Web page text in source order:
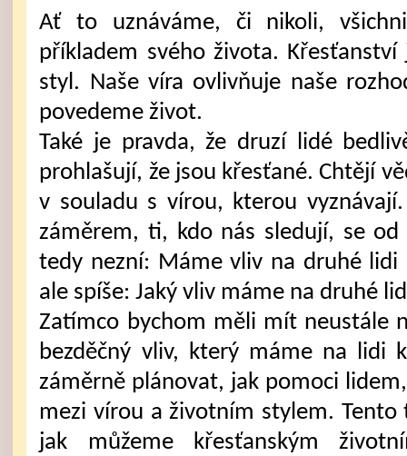
Ať to uznáváme, či nikoli,
příkladem svého života.
styl. Naše víra ovlivňuje naše
povedeme život.
Také je pravda, že druzí lidé
prohlašují, že jsou křesťané. Chtějí
v souladu s vírou, kterou
záměrem, ti, kdo nás sledují, se
tedy nezní: Máme vliv na druhé lidi
ale spíše: Jaký vliv máme na druhé
Zatímco bychom měli mít neustále
bezděčný vliv, který máme na lidi
záměrně plánovat, jak pomoci
mezi vírou a životním stylem.
jak můžeme křesťanským